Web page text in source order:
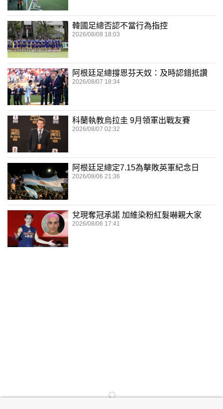
韓國足總否認不當行為指控
2026/08/08 18:03
阿根廷足總撐恩芬天奴：及時認錯抵讚
2026/08/07 18:34
科蘭執教烏拉圭 9月領軍出戰友賽
2026/08/07 02:32
阿根廷足總定7.15為擊敗英軍紀念日
2026/08/06 21:36
兌現奪冠承諾 加維染粉紅髮嚇親大家
2026/08/06 17:41